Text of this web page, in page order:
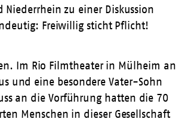
zu einer Diskussion
Freiwillig sticht Pflicht!
Im Rio Filmtheater in Mülheim an
und eine besondere Vater-Sohn
an die Vorführung hatten die 70
Menschen in dieser Gesellschaft